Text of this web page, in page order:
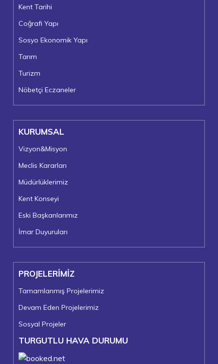
Kent Tarihi
Coğrafi Yapı
Sosyo Ekonomik Yapı
Tarım
Turizm
Nöbetçi Eczaneler
KURUMSAL
Vizyon&Misyon
Meclis Kararları
Müdürlüklerimiz
Kent Konseyi
Eski Başkanlarımız
İmar Duyuruları
PROJELERİMİZ
Tamamlanmış Projelerimiz
Devam Eden Projelerimiz
Sosyal Projeler
TURGUTLU HAVA DURUMU